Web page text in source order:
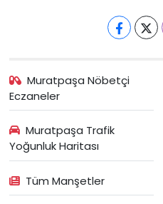
Muratpaşa Nöbetçi
Eczaneler
Muratpaşa Trafik
Yoğunluk Haritası
Tüm Manşetler